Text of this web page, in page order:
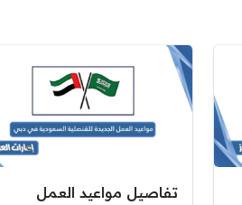
تفاصيل مواعيد العمل